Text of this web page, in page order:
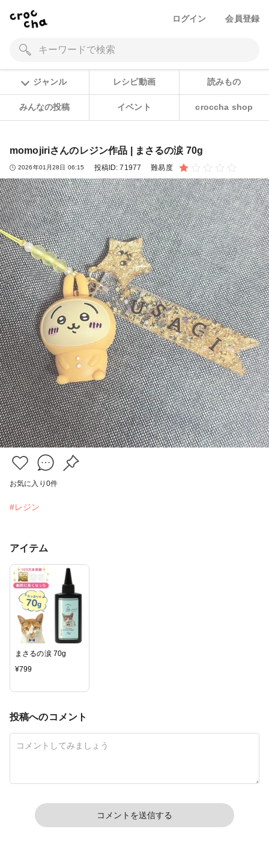
ログイン 会員登録
ジャンル レシピ動画 読みもの
みんなの投稿 イベント croccha shop
momojiriさんのレジン作品 | まさるの涙 70g
2026年01月28日 06:15 投稿ID:71977 難易度
お気に入り 0件
#レジン
アイテム
まさるの涙 70g
¥799
投稿へのコメント
コメントを送信する